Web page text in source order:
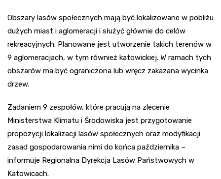
Obszary lasów społecznych mają być lokalizowane w pobliżu
dużych miast i aglomeracji i służyć głównie do celów
rekreacyjnych. Planowane jest utworzenie takich terenów w
9 aglomeracjach, w tym również katowickiej. W ramach tych
obszarów ma być ograniczona lub wręcz zakazana wycinka
drzew.
Zadaniem 9 zespołów, które pracują na zlecenie
Ministerstwa Klimatu i Środowiska jest przygotowanie
propozycji lokalizacji lasów społecznych oraz modyfikacji
zasad gospodarowania nimi do końca października –
informuje Regionalna Dyrekcja Lasów Państwowych w
Katowicach.